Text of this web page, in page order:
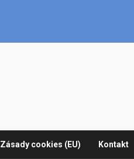
Zásady cookies (EU) Kontakt